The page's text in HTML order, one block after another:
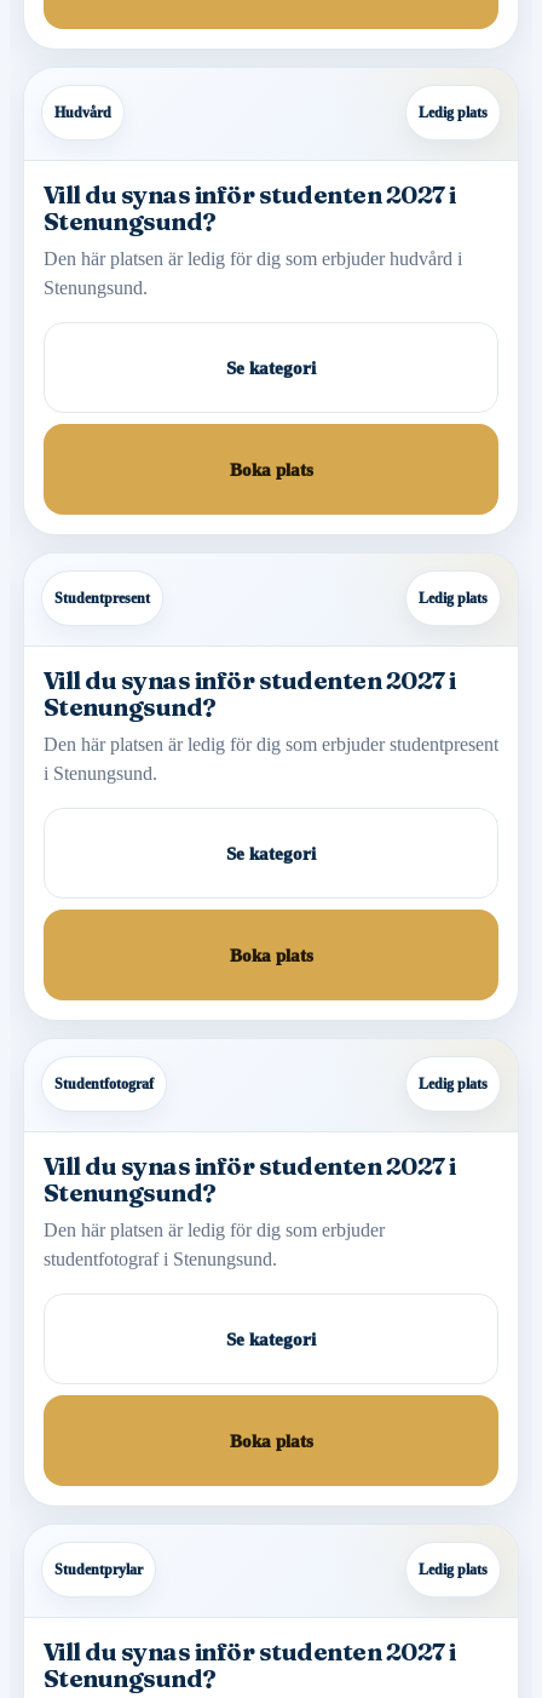
Hudvård Ledig plats
Vill du synas inför studenten 2027 i
Stenungsund?
Den här platsen är ledig för dig som erbjuder hudvård i
Stenungsund.
Se kategori
Boka plats
Studentpresent Ledig plats
Vill du synas inför studenten 2027 i
Stenungsund?
Den här platsen är ledig för dig som erbjuder studentpresent
i Stenungsund.
Se kategori
Boka plats
Studentfotograf Ledig plats
Vill du synas inför studenten 2027 i
Stenungsund?
Den här platsen är ledig för dig som erbjuder
studentfotograf i Stenungsund.
Se kategori
Boka plats
Studentprylar Ledig plats
Vill du synas inför studenten 2027 i
Stenungsund?